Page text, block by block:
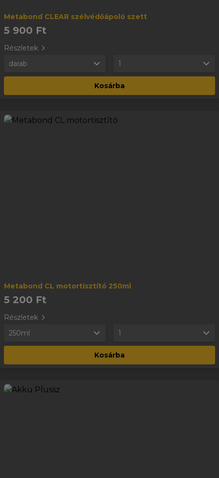
Metabond CLEAR szélvédőápoló szett
5 900 Ft
Részletek
darab
1
Kosárba
Metabond CL motortisztító 250ml
5 200 Ft
Részletek
250ml
1
Kosárba